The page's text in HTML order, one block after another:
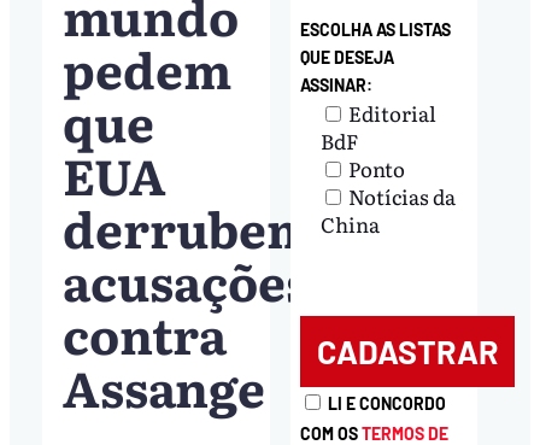
pedem
que
EUA
derrubem
acusações
contra
Assange
ESCOLHA AS LISTAS
QUE DESEJA
ASSINAR:
Editorial
BdF
Ponto
Notícias da
China
LI E CONCORDO
COM OSTERMOS DE